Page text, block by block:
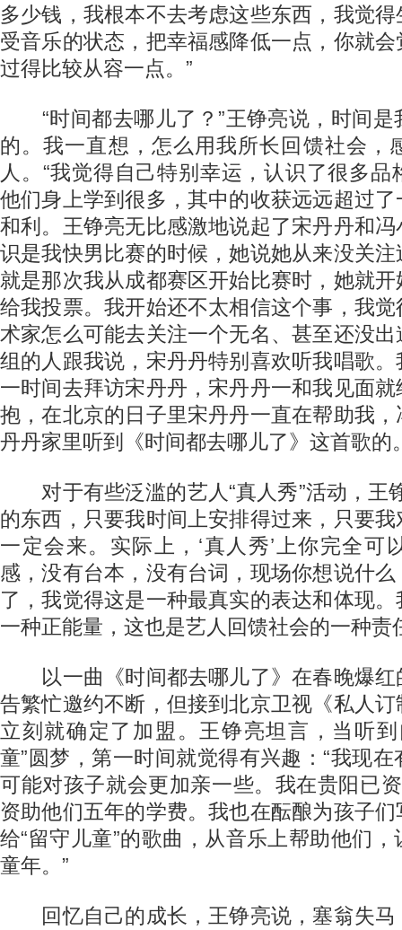
多少钱，我根本不去考虑这些东西，我觉
受音乐的状态，把幸福感降低一点，你就
过得比较从容一点。”
“时间都去哪儿了？”王铮亮说，时间是
的。我一直想，怎么用我所长回馈社会，
人。“我觉得自己特别幸运，认识了很多
他们身上学到很多，其中的收获远远超过
和利。王铮亮无比感激地说起了宋丹丹和
识是我快男比赛的时候，她说她从来没关
就是那次我从成都赛区开始比赛时，她就
给我投票。我开始还不太相信这个事，我
术家怎么可能去关注一个无名、甚至还没
组的人跟我说，宋丹丹特别喜欢听我唱歌
一时间去拜访宋丹丹，宋丹丹一和我见面
抱，在北京的日子里宋丹丹一直在帮助我
丹丹家里听到《时间都去哪儿了》这首歌的
对于有些泛滥的艺人“真人秀”活动，王
的东西，只要我时间上安排得过来，只要
一定会来。实际上，‘真人秀’上你完全可
感，没有台本，没有台词，现场你想说什
了，我觉得这是一种最真实的表达和体现
一种正能量，这也是艺人回馈社会的一种责
以一曲《时间都去哪儿了》在春晚爆红
告繁忙邀约不断，但接到北京卫视《私人
立刻就确定了加盟。王铮亮坦言，当听
童”圆梦，第一时间就觉得有兴趣：“我现
可能对孩子就会更加亲一些。我在贵阳已
资助他们五年的学费。我也在酝酿为孩子
给“留守儿童”的歌曲，从音乐上帮助他们
童年。”
回忆自己的成长，王铮亮说，塞翁失马